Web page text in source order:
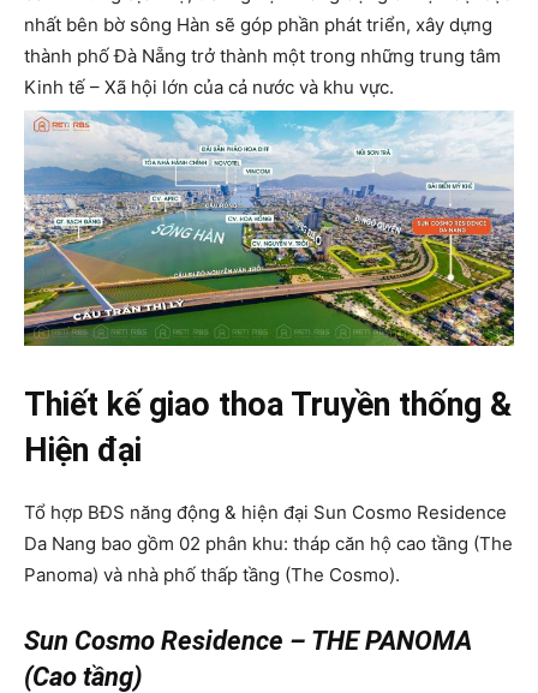
nhất bên bờ sông Hàn sẽ góp phần phát triển, xây dựng
thành phố Đà Nẵng trở thành một trong những trung tâm
Kinh tế – Xã hội lớn của cả nước và khu vực.
Thiết kế giao thoa Truyền thống &
Hiện đại
Tổ hợp BĐS năng động & hiện đại Sun Cosmo Residence
Da Nang bao gồm 02 phân khu: tháp căn hộ cao tầng (The
Panoma) và nhà phố thấp tầng (The Cosmo).
Sun Cosmo Residence – THE PANOMA
(Cao tầng)